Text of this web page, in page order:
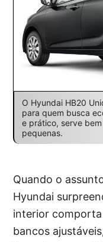
O Hyundai HB20
para quem busca
e prático, serve
pequenas.
Quando o
Hyundai
interior
bancos